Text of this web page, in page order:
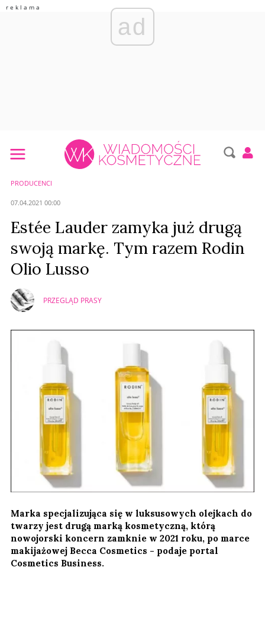
ad
PRODUCENCI
07.04.2021 00:00
Estée Lauder zamyka już drugą
swoją markę. Tym razem Rodin
Olio Lusso
PRZEGLĄD PRASY
Marka specjalizująca się w luksusowych olejkach do
twarzy jest drugą marką kosmetyczną, którą
nowojorski koncern zamknie w 2021 roku, po marce
makijażowej Becca Cosmetics - podaje portal
Cosmetics Business.